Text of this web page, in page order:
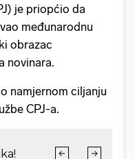
je priopćio da
međunarodnu
obrazac
novinara.
namjernom ciljanju
CPJ-a.